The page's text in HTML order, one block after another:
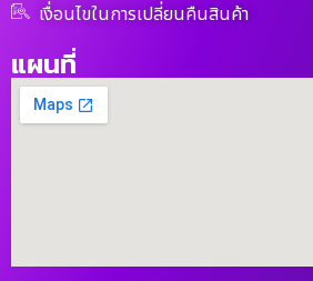
เงื่อนไขในการเปลี่ยนคืนสินค้า
แผนที่